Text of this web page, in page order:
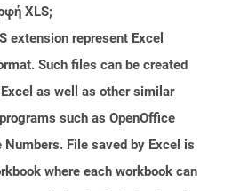
XLS;
extension represent Excel
Such files can be created
as well as other similar
such as OpenOffice
Numbers. File saved by Excel is
where each workbook can